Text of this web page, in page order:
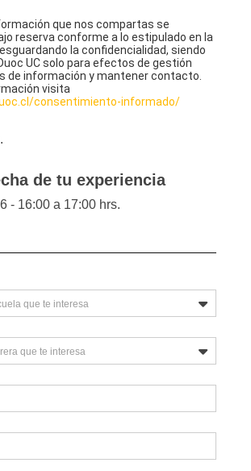
que nos compartas se
reserva conforme a lo estipulado en la
la confidencialidad, siendo
UC solo para efectos de gestión
de información y mantener contacto.
visita
consentimiento-informado/
de tu experiencia
- 16:00 a 17:00 hrs.
que te interesa
que te interesa